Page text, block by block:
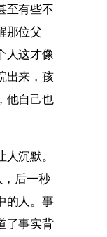
至有些不
那位父
人这才像
出来，孩
他自己也
沉默。
，后一秒
的人。事
了事实背